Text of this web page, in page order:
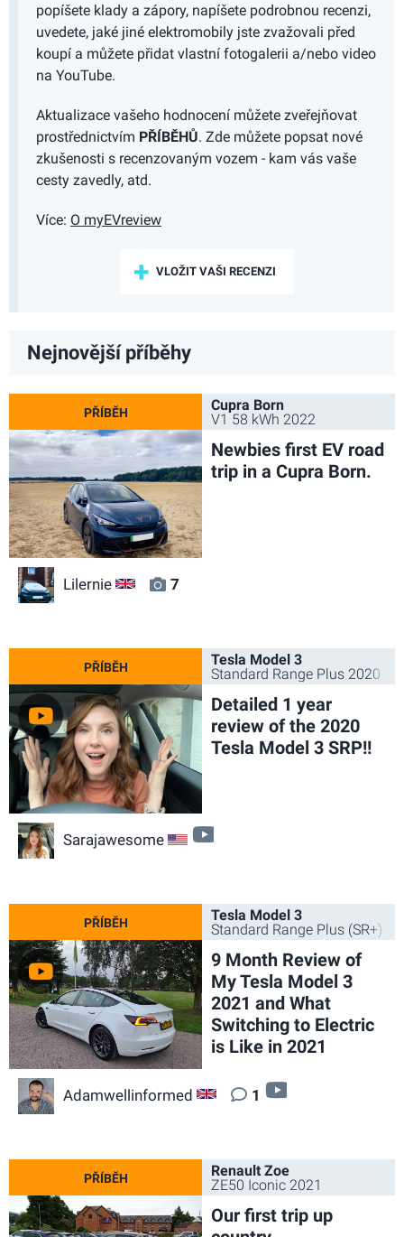
popíšete klady a zápory, napíšete podrobnou recenzi,
uvedete, jaké jiné elektromobily jste zvažovali před
koupí a můžete přidat vlastní fotogalerii a/nebo video
na YouTube.
Aktualizace vašeho hodnocení můžete zveřejňovat
prostřednictvím PŘÍBĚHŮ. Zde můžete popsat nové
zkušenosti s recenzovaným vozem - kam vás vaše
cesty zavedly, atd.
Více: O myEVreview
VLOŽIT VAŠI RECENZI
Nejnovější příběhy
Cupra Born
V1 58 kWh 2022
Newbies first EV road
trip in a Cupra Born.
Lilernie GB 7
Tesla Model 3
Standard Range Plus 2020
Detailed 1 year
review of the 2020
Tesla Model 3 SRP!!
Sarajawesome US
Tesla Model 3
Standard Range Plus (SR+)
9 Month Review of
My Tesla Model 3
2021 and What
Switching to Electric
is Like in 2021
Adamwellinformed GB 1
Renault Zoe
ZE50 Iconic 2021
Our first trip up